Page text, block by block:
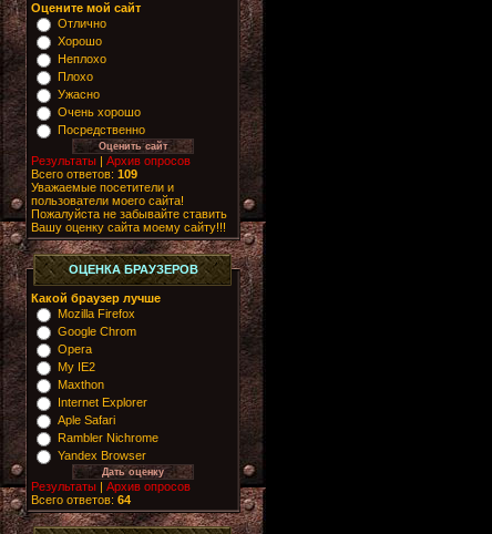
Оцените мой сайт
Отлично
Хорошо
Неплохо
Плохо
Ужасно
Очень хорошо
Посредственно
Результаты
Архив опросов
Всего ответов: 109
Уважаемые посетители и
пользователи моего сайта!
Пожалуйста не забывайте ставить
Вашу оценку сайта моему сайту!!!
ОЦЕНКА БРАУЗЕРОВ
Какой браузер лучше
Mozilla Firefox
Google Chrom
Opera
My IE2
Maxthon
Internet Explorer
Aple Safari
Rambler Nichrome
Yandex Browser
Результаты
Архив опросов
Всего ответов: 64